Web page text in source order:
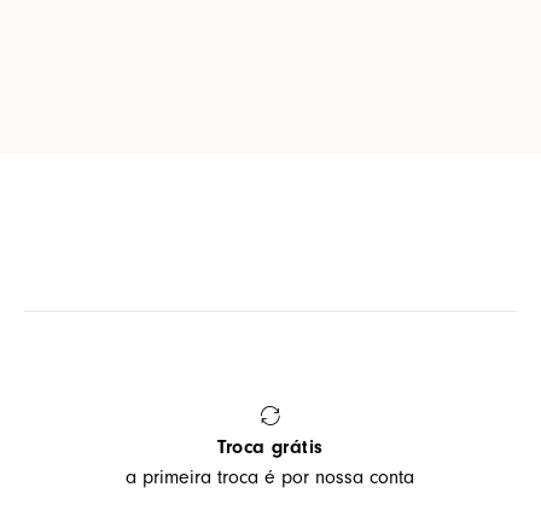
Troca grátis
a primeira troca é por nossa conta